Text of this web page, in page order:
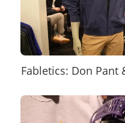
Fabletics: Don Pant